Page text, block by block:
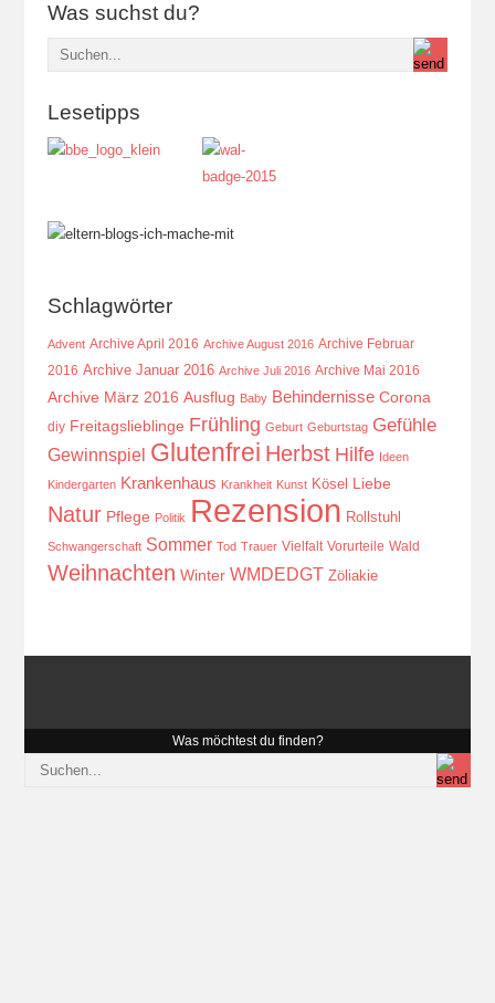
Was suchst du?
Lesetipps
Schlagwörter
Advent Archive April 2016 Archive August 2016 Archive Februar
2016 Archive Januar 2016 Archive Juli 2016 Archive Mai 2016
Archive März 2016 Ausflug Baby Behindernisse Corona
diy Freitagslieblinge Frühling Geburt Geburtstag Gefühle
Gewinnspiel Glutenfrei Herbst Hilfe Ideen
Kindergarten Krankenhaus Krankheit Kunst Kösel Liebe
Natur Pflege Politik Rezension Rollstuhl
Schwangerschaft Sommer Tod Trauer Vielfalt Vorurteile Wald
Weihnachten Winter WMDEDGT Zöliakie
Was möchtest du finden?